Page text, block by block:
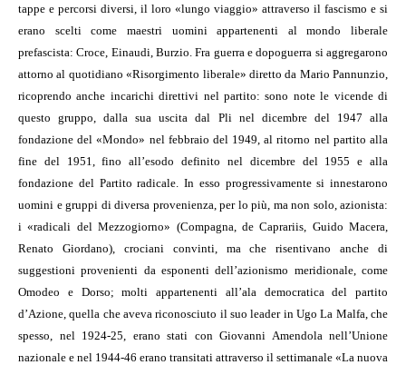
tappe e percorsi diversi, il loro «lungo viaggio» attraverso il fascismo e si
erano scelti come maestri uomini appartenenti al mondo liberale
prefascista: Croce, Einaudi, Burzio. Fra guerra e dopoguerra si aggregarono
attorno al quotidiano «Risorgimento liberale» diretto da Mario Pannunzio,
ricoprendo anche incarichi direttivi nel partito: sono note le vicende di
questo gruppo, dalla sua uscita dal Pli nel dicembre del 1947 alla
fondazione del «Mondo» nel febbraio del 1949, al ritorno nel partito alla
fine del 1951, fino all’esodo definito nel dicembre del 1955 e alla
fondazione del Partito radicale. In esso progressivamente si innestarono
uomini e gruppi di diversa provenienza, per lo più, ma non solo, azionista:
i «radicali del Mezzogiorno» (Compagna, de Caprariis, Guido Macera,
Renato Giordano), crociani convinti, ma che risentivano anche di
suggestioni provenienti da esponenti dell’azionismo meridionale, come
Omodeo e Dorso; molti appartenenti all’ala democratica del partito
d’Azione, quella che aveva riconosciuto il suo leader in Ugo La Malfa, che
spesso, nel 1924-25, erano stati con Giovanni Amendola nell’Unione
nazionale e nel 1944-46 erano transitati attraverso il settimanale «La nuova